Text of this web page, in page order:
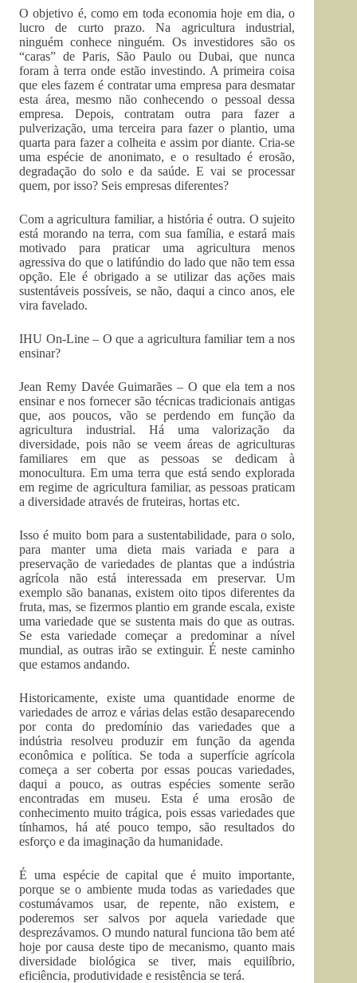
O objetivo é, como em toda economia hoje em dia, o
lucro de curto prazo. Na agricultura industrial,
ninguém conhece ninguém. Os investidores são os
“caras” de Paris, São Paulo ou Dubai, que nunca
foram à terra onde estão investindo. A primeira coisa
que eles fazem é contratar uma empresa para desmatar
esta área, mesmo não conhecendo o pessoal dessa
empresa. Depois, contratam outra para fazer a
pulverização, uma terceira para fazer o plantio, uma
quarta para fazer a colheita e assim por diante. Cria-se
uma espécie de anonimato, e o resultado é erosão,
degradação do solo e da saúde. E vai se processar
quem, por isso? Seis empresas diferentes?
Com a agricultura familiar, a história é outra. O sujeito
está morando na terra, com sua família, e estará mais
motivado para praticar uma agricultura menos
agressiva do que o latifúndio do lado que não tem essa
opção. Ele é obrigado a se utilizar das ações mais
sustentáveis possíveis, se não, daqui a cinco anos, ele
vira favelado.
IHU On-Line – O que a agricultura familiar tem a nos
ensinar?
Jean Remy Davée Guimarães – O que ela tem a nos
ensinar e nos fornecer são técnicas tradicionais antigas
que, aos poucos, vão se perdendo em função da
agricultura industrial. Há uma valorização da
diversidade, pois não se veem áreas de agriculturas
familiares em que as pessoas se dedicam à
monocultura. Em uma terra que está sendo explorada
em regime de agricultura familiar, as pessoas praticam
a diversidade através de fruteiras, hortas etc.
Isso é muito bom para a sustentabilidade, para o solo,
para manter uma dieta mais variada e para a
preservação de variedades de plantas que a indústria
agrícola não está interessada em preservar. Um
exemplo são bananas, existem oito tipos diferentes da
fruta, mas, se fizermos plantio em grande escala, existe
uma variedade que se sustenta mais do que as outras.
Se esta variedade começar a predominar a nível
mundial, as outras irão se extinguir. É neste caminho
que estamos andando.
Historicamente, existe uma quantidade enorme de
variedades de arroz e várias delas estão desaparecendo
por conta do predomínio das variedades que a
indústria resolveu produzir em função da agenda
econômica e política. Se toda a superfície agrícola
começa a ser coberta por essas poucas variedades,
daqui a pouco, as outras espécies somente serão
encontradas em museu. Esta é uma erosão de
conhecimento muito trágica, pois essas variedades que
tínhamos, há até pouco tempo, são resultados do
esforço e da imaginação da humanidade.
É uma espécie de capital que é muito importante,
porque se o ambiente muda todas as variedades que
costumávamos usar, de repente, não existem, e
poderemos ser salvos por aquela variedade que
desprezávamos. O mundo natural funciona tão bem até
hoje por causa deste tipo de mecanismo, quanto mais
diversidade biológica se tiver, mais equilíbrio,
eficiência, produtividade e resistência se terá.